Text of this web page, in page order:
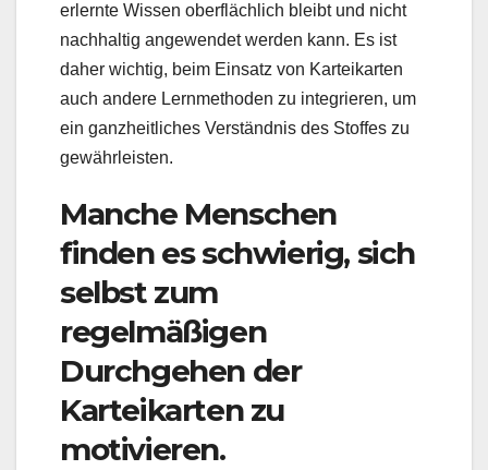
erlernte Wissen oberflächlich bleibt und nicht
nachhaltig angewendet werden kann. Es ist
daher wichtig, beim Einsatz von Karteikarten
auch andere Lernmethoden zu integrieren, um
ein ganzheitliches Verständnis des Stoffes zu
gewährleisten.
Manche Menschen
finden es schwierig, sich
selbst zum
regelmäßigen
Durchgehen der
Karteikarten zu
motivieren.